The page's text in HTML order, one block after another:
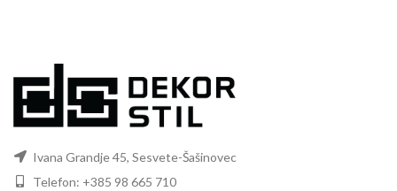
Ivana Grandje 45, Sesvete-Šašinovec
Telefon: +385 98 665 710